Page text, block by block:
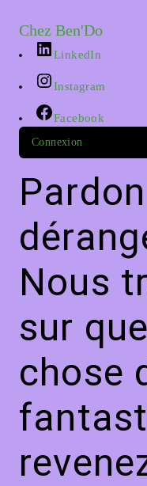
Chez Ben'Do
LinkedIn
Instagram
Facebook
Connexion
Nous
sur
chose